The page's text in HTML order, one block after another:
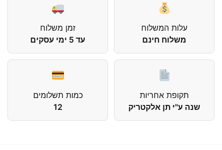
עלות המשלוח
משלוח חינם
זמן משלוח
עד 5 ימי עסקים
תקופת אחריות
שנה ע"י תן אלקטריק
כמות תשלומים
12